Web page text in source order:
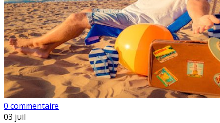
0 commentaire
03 juil